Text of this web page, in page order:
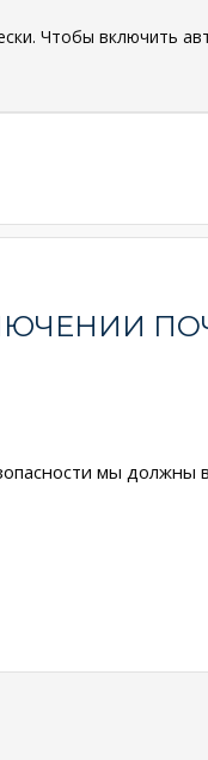
Чтобы включить
мы должны